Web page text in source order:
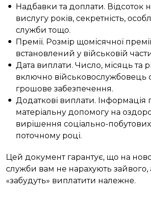
Надбавки та доплати. Відсоток
вислугу років, секретність,
служби тощо.
Премії. Розмір щомісячної
встановлений у військовій
Дата виплати. Число, місяць та
включно військовослужбовець
грошове забезпечення.
Додаткові виплати. Інформація
матеріальну допомогу на
вирішення соціально-
поточному році.
Цей документ гарантує, що на
служби вам не нарахують зайвого,
«забудуть» виплатити належне.